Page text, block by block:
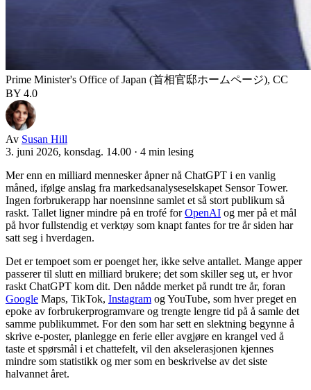
Prime Minister's Office of Japan (首相官邸ホームページ), CC
BY 4.0
Av Susan Hill
3. juni 2026, konsdag. 14.00 · 4 min lesing
Mer enn en milliard mennesker åpner nå ChatGPT i en vanlig
måned, ifølge anslag fra markedsanalyseselskapet Sensor Tower.
Ingen forbrukerapp har noensinne samlet et så stort publikum så
raskt. Tallet ligner mindre på en trofé forOpenAI og mer på et mål
på hvor fullstendig et verktøy som knapt fantes for tre år siden har
satt seg i hverdagen.
Det er tempoet som er poenget her, ikke selve antallet. Mange apper
passerer til slutt en milliard brukere; det som skiller seg ut, er hvor
raskt ChatGPT kom dit. Den nådde merket på rundt tre år, foran
Google Maps, TikTok, Instagram og YouTube, som hver preget en
epoke av forbrukerprogramvare og trengte lengre tid på å samle det
samme publikummet. For den som har sett en slektning begynne å
skrive e-poster, planlegge en ferie eller avgjøre en krangel ved å
taste et spørsmål i et chattefelt, vil den akselerasjonen kjennes
mindre som statistikk og mer som en beskrivelse av det siste
halvannet året.